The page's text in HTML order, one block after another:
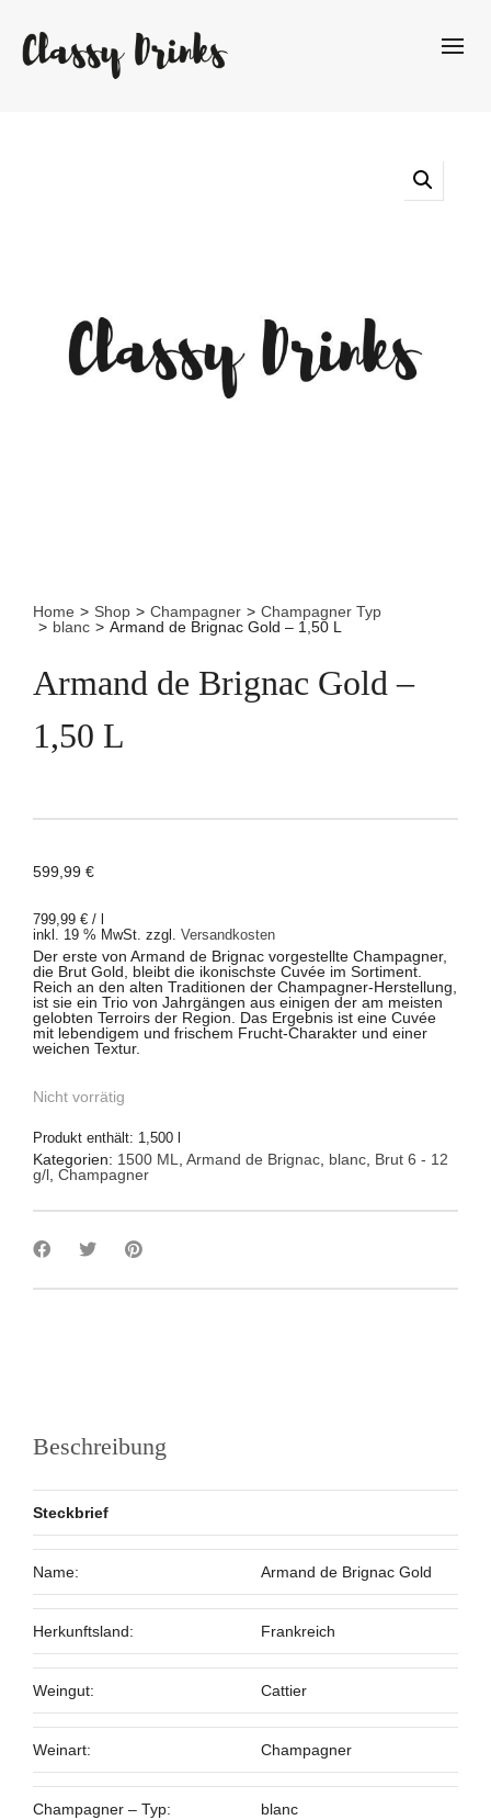
Home > Shop > Champagner > Champagner Typ
> blanc > Armand de Brignac Gold – 1,50 L
Armand de Brignac Gold –
1,50 L
599,99 €
799,99 € /
inkl. 19 % MwSt. zzgl. Versandkosten
Der erste von Armand de Brignac vorgestellte Champagner,
die Brut Gold, bleibt die ikonischste Cuvée im Sortiment.
Reich an den alten Traditionen der Champagner-Herstellung,
ist sie ein Trio von Jahrgängen aus einigen der am meisten
gelobten Terroirs der Region. Das Ergebnis ist eine Cuvée
mit lebendigem und frischem Frucht-Charakter und einer
weichen Textur.
Nicht vorrätig
Produkt enthält: 1,500
Kategorien: 1500 ML, Armand de Brignac, blanc, Brut 6 - 12
g/l, Champagner
Beschreibung
Steckbrief
Name: Armand de Brignac Gold
Herkunftsland: Frankreich
Weingut: Cattier
Weinart: Champagner
Champagner – Typ: blanc